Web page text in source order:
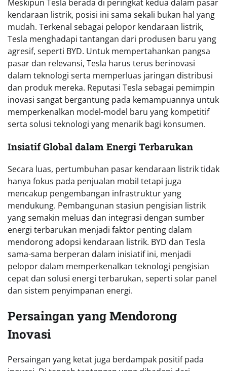
Meskipun Tesla berada di peringkat kedua dalam pasar
kendaraan listrik, posisi ini sama sekali bukan hal yang
mudah. Terkenal sebagai pelopor kendaraan listrik,
Tesla menghadapi tantangan dari produsen baru yang
agresif, seperti BYD. Untuk mempertahankan pangsa
pasar dan relevansi, Tesla harus terus berinovasi
dalam teknologi serta memperluas jaringan distribusi
dan produk mereka. Reputasi Tesla sebagai pemimpin
inovasi sangat bergantung pada kemampuannya untuk
memperkenalkan model-model baru yang kompetitif
serta solusi teknologi yang menarik bagi konsumen.
Insiatif Global dalam Energi Terbarukan
Secara luas, pertumbuhan pasar kendaraan listrik tidak
hanya fokus pada penjualan mobil tetapi juga
mencakup pengembangan infrastruktur yang
mendukung. Pembangunan stasiun pengisian listrik
yang semakin meluas dan integrasi dengan sumber
energi terbarukan menjadi faktor penting dalam
mendorong adopsi kendaraan listrik. BYD dan Tesla
sama-sama berperan dalam inisiatif ini, menjadi
pelopor dalam memperkenalkan teknologi pengisian
cepat dan solusi energi terbarukan, seperti solar panel
dan sistem penyimpanan energi.
Persaingan yang Mendorong
Inovasi
Persaingan yang ketat juga berdampak positif pada